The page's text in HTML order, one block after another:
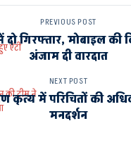
एंटी
की टीम ने
PREVIOUS POST
गिरफ्तार, मोबाइल की
अंजाम दी वारदात
NEXT POST
कृत्य में परिचितों की
मनदर्शन